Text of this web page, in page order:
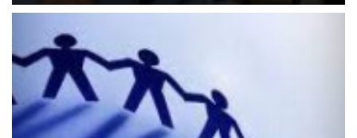
الثلاثاء 4 أغسطس 2026 01:04 م